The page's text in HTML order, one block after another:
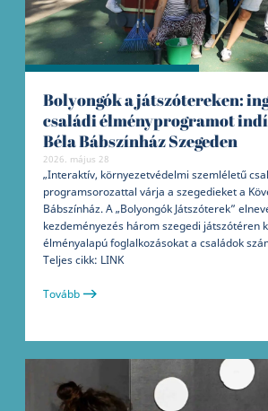
Bolyongók a játszótereken:
családi élményprogramot
Béla Bábszínház Szegeden
2026. május 28
„Interaktív, környezetvédelmi szemléletű
programsorozattal várja a szegedieket a
Bábszínház. A „Bolyongók Játszóterek”
kezdeményezés három szegedi játszótéren
élményalapú foglalkozásokat a családok
Teljes cikk: LINK
Tovább